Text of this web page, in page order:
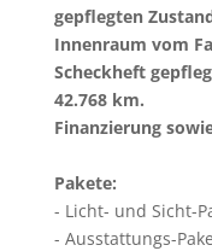
gepflegten
Innenraum vom
Scheckheft
42.768 km.
Finanzierung
Pakete:
Licht- und Sicht-
Ausstattungs-